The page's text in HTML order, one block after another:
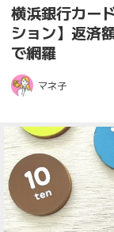
横浜銀行カー
ション】返済
で網羅
マネ子